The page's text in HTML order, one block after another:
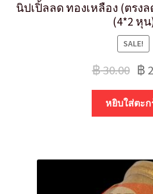
นิปเปิ้ลลด ทองเหลือง (ตรงล
(4*2 หุน
SALE!
฿30.00 ฿
หยิบใส่ตะก